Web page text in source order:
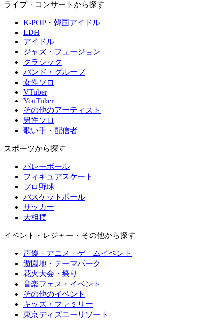
ライブ・コンサートから探す
K-POP・韓国アイドル
LDH
アイドル
ジャズ・フュージョン
クラシック
バンド・グループ
女性ソロ
VTuber
YouTuber
その他のアーティスト
男性ソロ
歌い手・配信者
スポーツから探す
バレーボール
フィギュアスケート
プロ野球
バスケットボール
サッカー
大相撲
イベント・レジャー・その他から探す
声優・アニメ・ゲームイベント
遊園地・テーマパーク
花火大会・祭り
音楽フェス・イベント
その他のイベント
キッズ・ファミリー
東京ディズニーリゾート